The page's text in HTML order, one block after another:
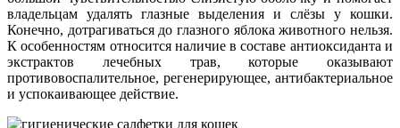
владельцам удалять глазные выделения и слёзы у кошки.
Конечно, дотрагиваться до глазного яблока животного нельзя.
К особенностям относится наличие в составе антиоксиданта и
экстрактов лечебных трав, которые оказывают
противовоспалительное, регенерирующее, антибактериальное
и успокаивающее действие.